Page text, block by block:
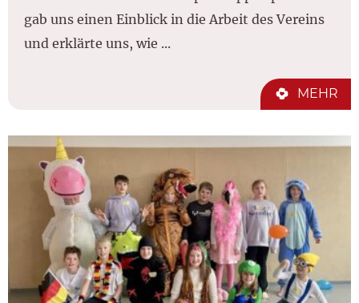
gab uns einen Einblick in die Arbeit des Vereins
und erklärte uns, wie ...
MEHR